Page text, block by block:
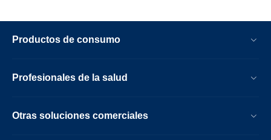
Productos de consumo
Profesionales de la salud
Otras soluciones comerciales